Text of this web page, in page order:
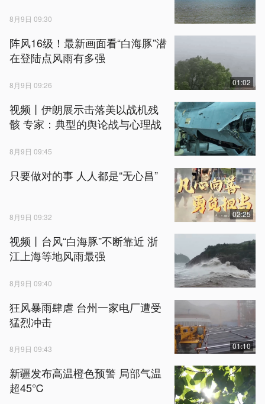
8月9日 09:30
阵风16级！最新画面看“白海豚”潜
在登陆点风雨有多强
8月9日 09:26 01:02
视频丨伊朗展示击落美以战机残
骸 专家：典型的舆论战与心理战
8月9日 09:45
只要做对的事 人人都是“无心昌”
8月9日 09:32 02:25
视频丨台风“白海豚”不断靠近 浙
江上海等地风雨最强
8月9日 09:40
狂风暴雨肆虐 台州一家电厂遭受
猛烈冲击
8月9日 09:43 01:10
新疆发布高温橙色预警 局部气温
超45℃